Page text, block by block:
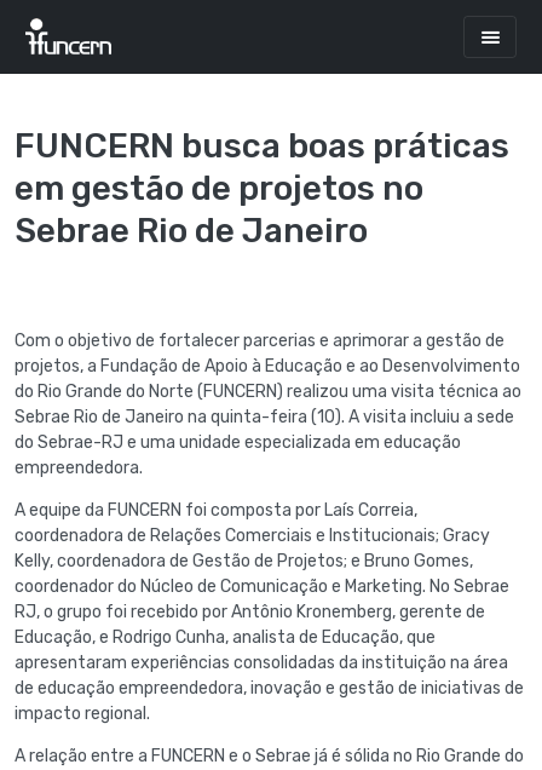
FUNCERN busca boas práticas
em gestão de projetos no
Sebrae Rio de Janeiro
Com o objetivo de fortalecer parcerias e aprimorar a gestão de
projetos, a Fundação de Apoio à Educação e ao Desenvolvimento
do Rio Grande do Norte (FUNCERN) realizou uma visita técnica ao
Sebrae Rio de Janeiro na quinta-feira (10). A visita incluiu a sede
do Sebrae-RJ e uma unidade especializada em educação
empreendedora.
A equipe da FUNCERN foi composta por Laís Correia,
coordenadora de Relações Comerciais e Institucionais; Gracy
Kelly, coordenadora de Gestão de Projetos; e Bruno Gomes,
coordenador do Núcleo de Comunicação e Marketing. No Sebrae
RJ, o grupo foi recebido por Antônio Kronemberg, gerente de
Educação, e Rodrigo Cunha, analista de Educação, que
apresentaram experiências consolidadas da instituição na área
de educação empreendedora, inovação e gestão de iniciativas de
impacto regional.
A relação entre a FUNCERN e o Sebrae já é sólida no Rio Grande do